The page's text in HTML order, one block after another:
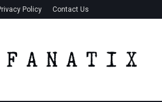
Policy Contact Us